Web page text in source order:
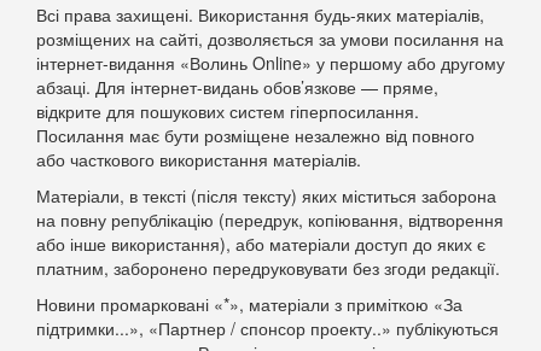
Всі права захищені. Використання будь-яких матеріалів,
розміщених на сайті, дозволяється за умови посилання на
інтернет-видання «Волинь Online» у першому або другому
абзаці. Для інтернет-видань обов’язкове — пряме,
відкрите для пошукових систем гіперпосилання.
Посилання має бути розміщене незалежно від повного
або часткового використання матеріалів.
Матеріали, в тексті (після тексту) яких міститься заборона
на повну републікацію (передрук, копіювання, відтворення
або інше використання), або матеріали доступ до яких є
платним, заборонено передруковувати без згоди редакції.
Новини промарковані «*», матеріали з приміткою «За
підтримки...», «Партнер / спонсор проекту..» публікуються